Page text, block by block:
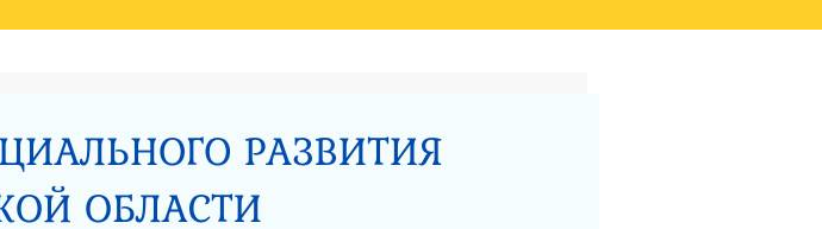
ЭПИДЕМИОЛОГИЧЕСКОЕ ЗАКЛЮЧЕНИЕ ВИДЕО
СОЦИАЛЬНО-РЕАБИЛИТАЦИОННЫЙ ЦЕНТР ДЛЯ